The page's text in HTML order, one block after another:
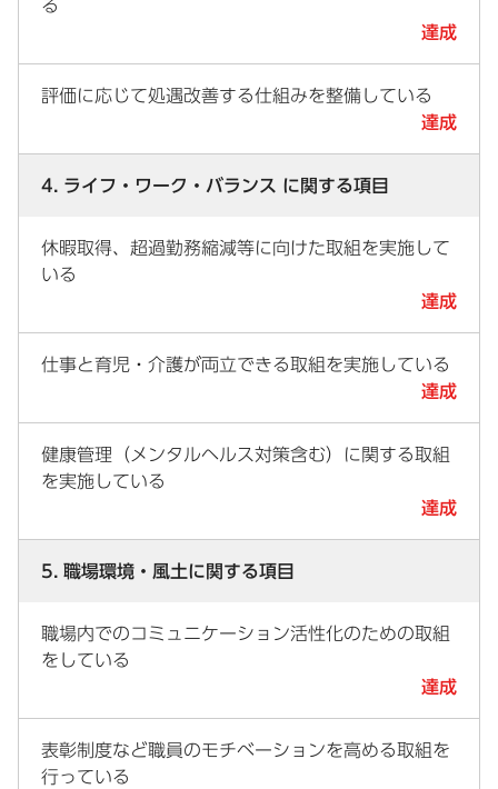
る
達成
評価に応じて処遇改善する仕組みを整備している
達成
4. ライフ・ワーク・バランス に関する項目
休暇取得、超過勤務縮減等に向けた取組を実施して
いる
達成
仕事と育児・介護が両立できる取組を実施している
達成
健康管理（メンタルヘルス対策含む）に関する取組
を実施している
達成
5. 職場環境・風土に関する項目
職場内でのコミュニケーション活性化のための取組
をしている
達成
表彰制度など職員のモチベーションを高める取組を
行っている